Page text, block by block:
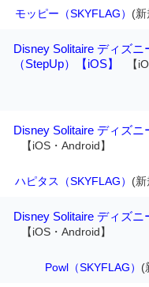
モッピー（SKYFLAG） (
Disney Solitaire ディズニ
（StepUp）【iOS】
【
Disney Solitaire ディズニ
【iOS・Android】
ハピタス（SKYFLAG） (
Disney Solitaire ディズニ
【iOS・Android】
Powl（SKYFLAG） (